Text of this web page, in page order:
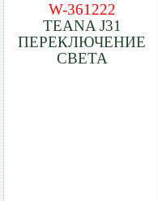
W-361222
TEANA J31
ПЕРЕКЛЮЧЕНИЕ
СВЕТА